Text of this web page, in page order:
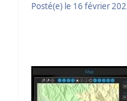
Posté(e) le 16 février